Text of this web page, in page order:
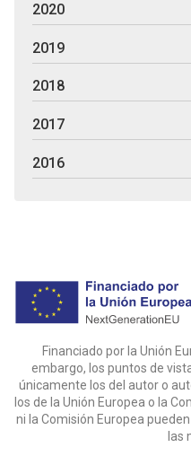
2020
2019
2018
2017
2016
Financiado por la Unión
embargo, los puntos de
únicamente los del autor o
los de la Unión Europea o la
ni la Comisión Europea
las